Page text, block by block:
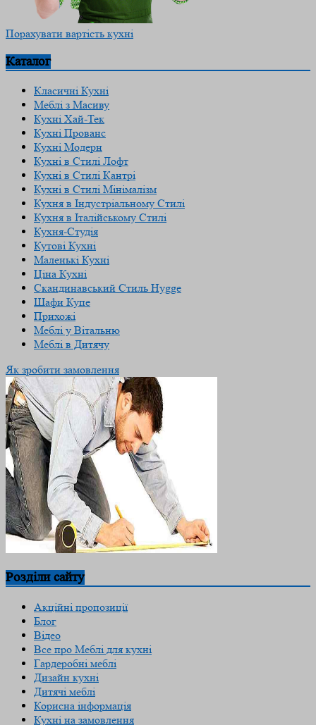
Порахувати вартість кухні
Каталог
Класичні Кухні
Меблі з Масиву
Кухні Хай-Тек
Кухні Прованс
Кухні Модерн
Кухні в Стилі Лофт
Кухні в Стилі Кантрі
Кухні в Стилі Мінімалізм
Кухня в Індустріальному Стилі
Кухня в Італійському Стилі
Кухня-Студія
Кутові Кухні
Маленькі Кухні
Ціна Кухні
Скандинавський Cтиль Hygge
Шафи Купе
Прихожі
Меблі у Вітальню
Меблі в Дитячу
Як зробити замовлення
Розділи сайту
Акційні пропозиції
Блог
Відео
Все про Меблі для кухні
Гардеробні меблі
Дизайн кухні
Дитячі меблі
Корисна інформація
Кухні на замовлення